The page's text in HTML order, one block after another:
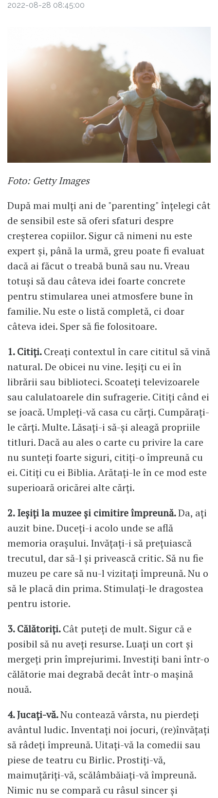
2022-08-28 08:45:00
Foto: Getty Images
După mai mulți ani de "parenting" înțelegi cât
de sensibil este să oferi sfaturi despre
creșterea copiilor. Sigur că nimeni nu este
expert și, până la urmă, greu poate fi evaluat
dacă ai făcut o treabă bună sau nu. Vreau
totuși să dau câteva idei foarte concrete
pentru stimularea unei atmosfere bune în
familie. Nu este o listă completă, ci doar
câteva idei. Sper să fie folositoare.
1. Citiți.Creați contextul în care cititul să vină
natural. De obicei nu vine. Ieșiți cu ei în
librării sau biblioteci. Scoateți televizoarele
sau calulatoarele din sufragerie. Citiți când ei
se joacă. Umpleți-vă casa cu cărți. Cumpărați-
le cărți. Multe. Lăsați-i să-și aleagă propriile
titluri. Dacă au ales o carte cu privire la care
nu sunteți foarte siguri, citiți-o împreună cu
ei. Citiți cu ei Biblia. Arătați-le în ce mod este
superioară oricărei alte cărți.
2. Ieșiți la muzee și cimitire împreună.Da, ați
auzit bine. Duceți-i acolo unde se află
memoria orașului. Invățați-i să prețuiască
trecutul, dar să-l și privească critic. Să nu fie
muzeu pe care să nu-l vizitați împreună. Nu o
să le placă din prima. Stimulați-le dragostea
pentru istorie.
3. Călătoriți.Cât puteți de mult. Sigur că e
posibil să nu aveți resurse. Luați un cort și
mergeți prin împrejurimi. Investiți bani într-o
călătorie mai degrabă decât într-o mașină
nouă.
4. Jucați-vă.Nu contează vârsta, nu pierdeți
avântul ludic. Inventați noi jocuri, (re)învățați
să râdeți împreună. Uitați-vă la comedii sau
piese de teatru cu Birlic. Prostiți-vă,
maimuțăriți-vă, scălâmbăiați-vă împreună.
Nimic nu se compară cu râsul sincer și